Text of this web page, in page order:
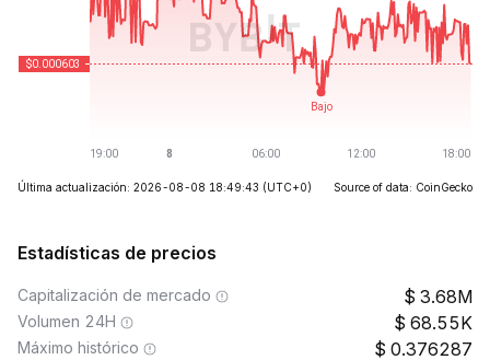
Última actualización: 2026-08-08 18:49:43 (UTC+0) Source of data: CoinGecko
Estadísticas de precios
Capitalización de mercado 3.68M
Volumen 24H 68.55K
Máximo histórico 0.376287